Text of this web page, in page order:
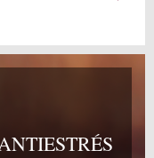
tu paquete